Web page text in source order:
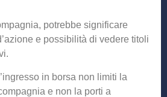
potrebbe significare
e possibilità di vedere titoli
in borsa non limiti la
e non la porti a